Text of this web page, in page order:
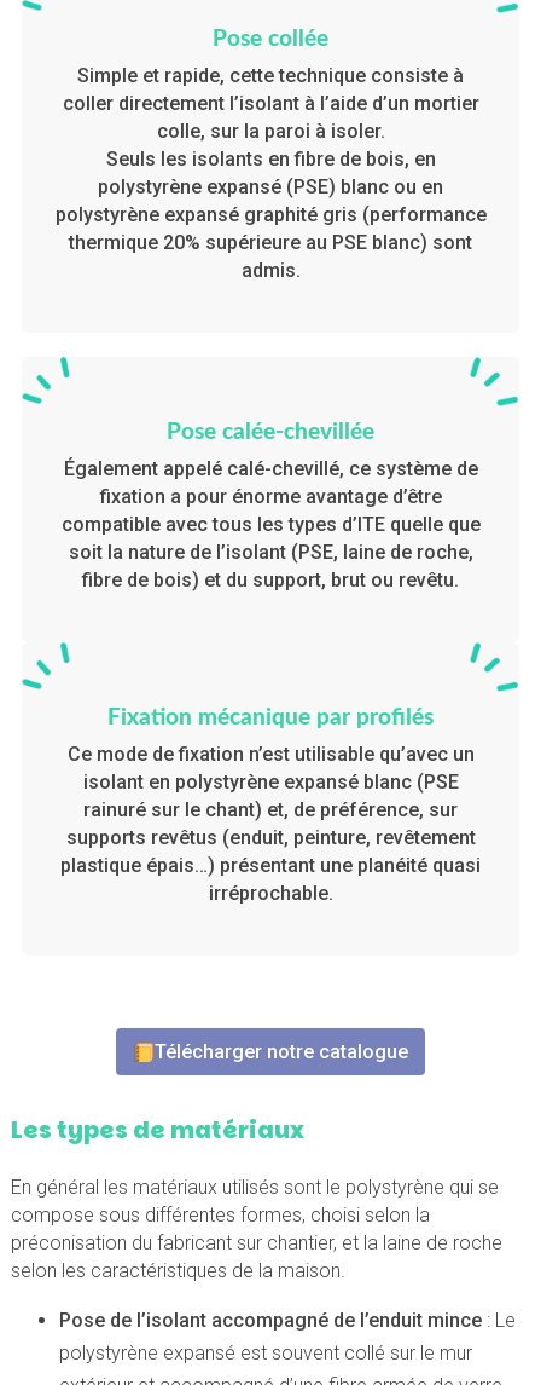
Pose collée
Simple et rapide, cette technique consiste à
coller directement l’isolant à l’aide d’un mortier
colle, sur la paroi à isoler.
Seuls les isolants en fibre de bois, en
polystyrène expansé (PSE) blanc ou en
polystyrène expansé graphité gris (performance
thermique 20% supérieure au PSE blanc) sont
admis.
Pose calée-chevillée
Également appelé calé-chevillé, ce système de
fixation a pour énorme avantage d’être
compatible avec tous les types d’ITE quelle que
soit la nature de l’isolant (PSE, laine de roche,
fibre de bois) et du support, brut ou revêtu.
Fixation mécanique par profilés
Ce mode de fixation n’est utilisable qu’avec un
isolant en polystyrène expansé blanc (PSE
rainuré sur le chant) et, de préférence, sur
supports revêtus (enduit, peinture, revêtement
plastique épais…) présentant une planéité quasi
irréprochable.
Télécharger notre catalogue
Les types de matériaux
En général les matériaux utilisés sont le polystyrène qui se
compose sous différentes formes, choisi selon la
préconisation du fabricant sur chantier, et la laine de roche
selon les caractéristiques de la maison.
Pose de l’isolant accompagné de l’enduit mince: Le
polystyrène expansé est souvent collé sur le mur